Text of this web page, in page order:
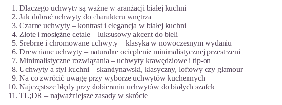
Dlaczego uchwyty są ważne w aranżacji białej kuchni
Jak dobrać uchwyty do charakteru wnętrza
Czarne uchwyty – kontrast i elegancja w białej kuchni
Złote i mosiężne detale – luksusowy akcent do bieli
Srebrne i chromowane uchwyty – klasyka w nowoczesnym wydaniu
Drewniane uchwyty – naturalne ocieplenie minimalistycznej przestrzeni
Minimalistyczne rozwiązania – uchwyty krawędziowe i tip-on
Uchwyty a styl kuchni – skandynawski, klasyczny, loftowy czy glamour
Na co zwrócić uwagę przy wyborze uchwytów kuchennych
Najczęstsze błędy przy dobieraniu uchwytów do białych szafek
TL;DR – najważniejsze zasady w skrócie